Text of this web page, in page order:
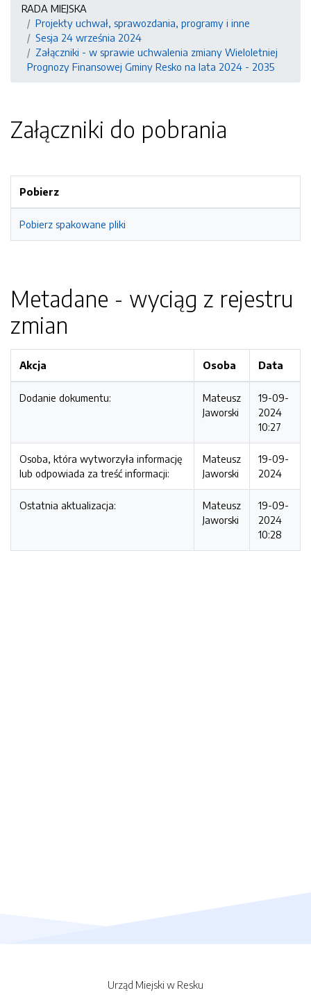
RADA MIEJSKA
Projekty uchwał, sprawozdania, programy i inne
Sesja 24 września 2024
Załączniki - w sprawie uchwalenia zmiany Wieloletniej
Prognozy Finansowej Gminy Resko na lata 2024 - 2035
Załączniki do pobrania
Pobierz
Pobierz spakowane pliki
Metadane - wyciąg z rejestru
zmian
Akcja Osoba Data
Dodanie dokumentu:
Mateusz
Jaworski
19-09-
2024
10:27
Osoba, która wytworzyła informację
lub odpowiada za treść informacji:
Mateusz
Jaworski
19-09-
2024
Ostatnia aktualizacja:
Mateusz
Jaworski
19-09-
2024
10:28
Urząd Miejski w Resku